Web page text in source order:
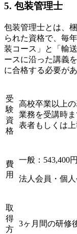
5. 包装管理士
包装管理士とは、
られた資格で、毎
装コース」と「輸
ースに沿った講義
に合格する必要があ
受
験
資
格
高校卒業以上
業務を受講時
表者もしくは
費
用
一般：543,400円
法人会員・個人
取
得
方
3ヶ月間の研修